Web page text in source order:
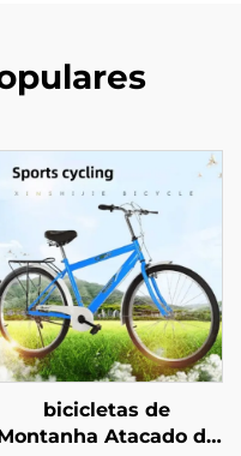
bicicletas de
Atacado de